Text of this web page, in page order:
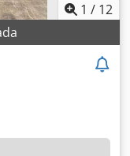
1 / 12